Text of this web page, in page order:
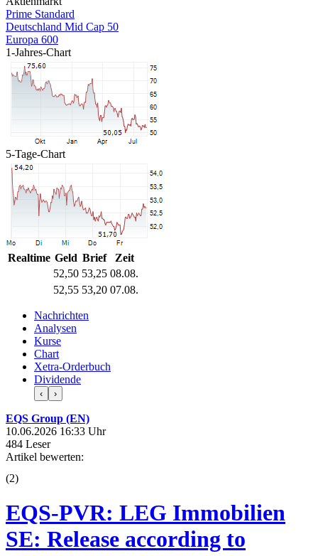
Prime Standard
Deutschland Mid Cap 50
Europa 600
1-Jahres-Chart
5-Tage-Chart
Realtime Geld Brief
Zeit
52,50 53,25 08.08.
52,55 53,20 07.08.
Nachrichten
Analysen
Kurse
Chart
Xetra-Orderbuch
Dividende
‹ ›
EQS Group (EN)
10.06.2026 16:33 Uhr
484 Leser
Artikel bewerten:
(2)
EQS-PVR: LEG Immobilien
SE: Release according to